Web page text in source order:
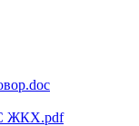
ЖКХ.pdf